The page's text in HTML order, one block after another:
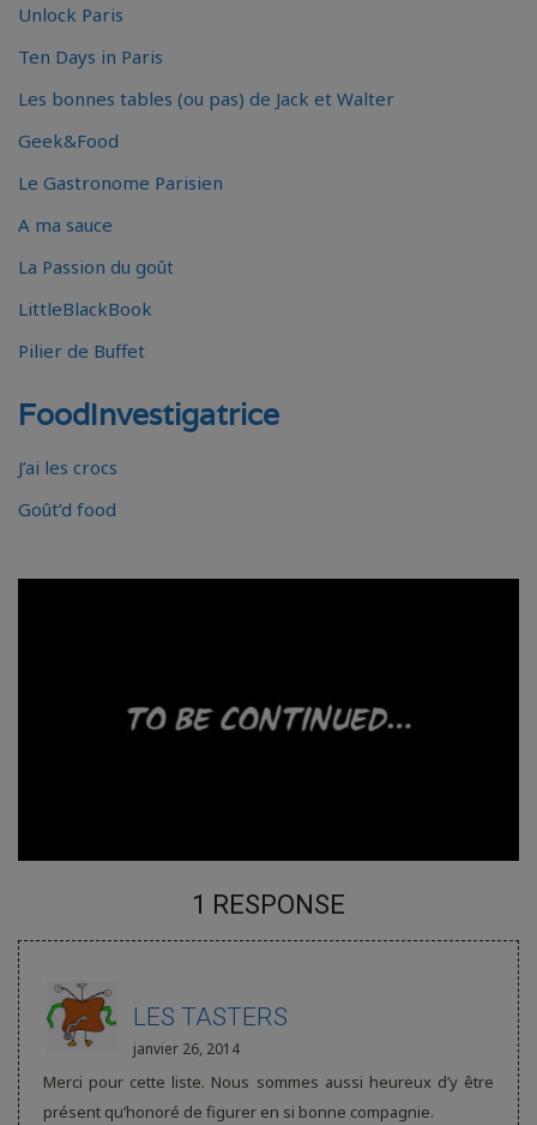
Unlock Paris
Ten Days in Paris
Les bonnes tables (ou pas) de Jack et Walter
Geek&Food
Le Gastronome Parisien
A ma sauce
La Passion du goût
LittleBlackBook
Pilier de Buffet
FoodInvestigatrice
J’ai les crocs
Goût’d food
1 RESPONSE
LES TASTERS
janvier 26, 2014
Merci pour cette liste. Nous sommes aussi heureux d’y être
présent qu’honoré de figurer en si bonne compagnie.